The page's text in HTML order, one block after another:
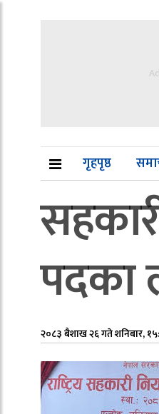
गृहपृष्ठ
पदका
२०८३ बैशाख २६ गते शनिबार,